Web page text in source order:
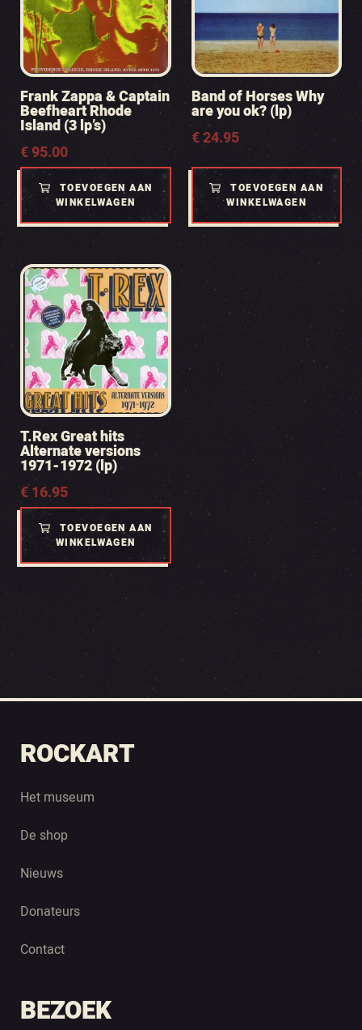
Frank Zappa & Captain
Beefheart Rhode
Island (3 lp’s)
€95.00
TOEVOEGEN AAN
WINKELWAGEN
Band of Horses Why
are you ok? (lp)
€24.95
TOEVOEGEN AAN
WINKELWAGEN
T.Rex Great hits
Alternate versions
1971-1972 (lp)
€16.95
TOEVOEGEN AAN
WINKELWAGEN
ROCKART
Het museum
De shop
Nieuws
Donateurs
Contact
BEZOEK